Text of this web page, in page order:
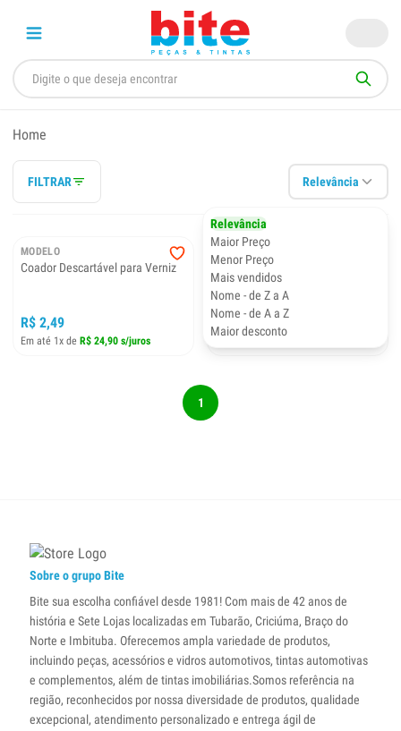
Home
FILTRAR Relevância
Relevância
Maior Preço
Menor Preço
Mais vendidos
Nome - de Z a A
Nome - de A a Z
Maior desconto
MODELO
Coador Descartável para Verniz
R$ 2,49
Em até 1x de R$ 24,90 s/juros
Coador Descartável Bite
Ondulado
R$ 0,99
1
Sobre o grupo Bite
Bite sua escolha confiável desde 1981! Com mais de 42 anos de
história e Sete Lojas localizadas em Tubarão, Criciúma, Braço do
Norte e Imbituba. Oferecemos ampla variedade de produtos,
incluindo peças, acessórios e vidros automotivos, tintas automotivas
e complementos, além de tintas imobiliárias.Somos referência na
região, reconhecidos por nossa diversidade de produtos, qualidade
excepcional, atendimento personalizado e entrega ágil de